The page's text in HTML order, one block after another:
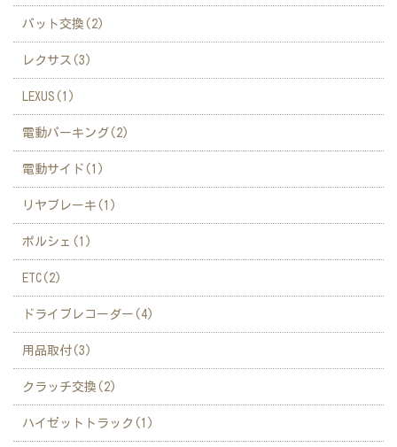
パット交換(2)
レクサス(3)
LEXUS(1)
電動パーキング(2)
電動サイド(1)
リヤブレーキ(1)
ポルシェ(1)
ETC(2)
ドライブレコーダー(4)
用品取付(3)
クラッチ交換(2)
ハイゼットトラック(1)